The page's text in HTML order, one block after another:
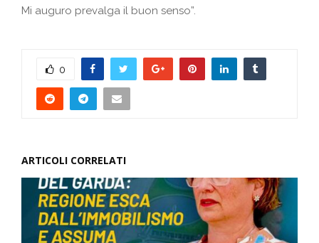
Mi auguro prevalga il buon senso”.
0
ARTICOLI CORRELATI